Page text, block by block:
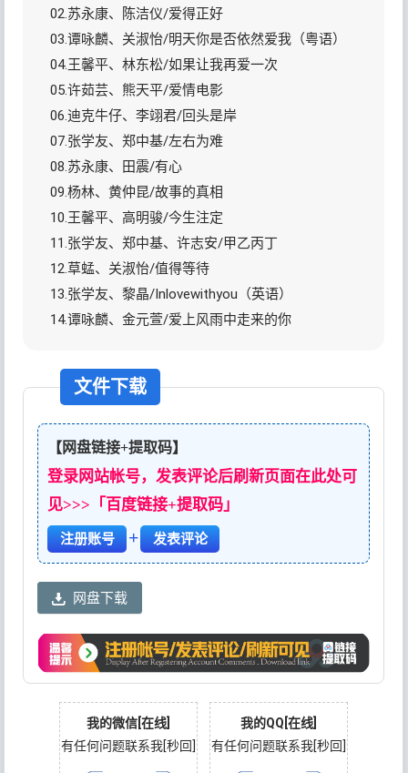
02.苏永康、陈洁仪/爱得正好
03.谭咏麟、关淑怡/明天你是否依然爱我（粤语）
04.王馨平、林东松/如果让我再爱一次
05.许茹芸、熊天平/爱情电影
06.迪克牛仔、李翊君/回头是岸
07.张学友、郑中基/左右为难
08.苏永康、田震/有心
09.杨林、黄仲昆/故事的真相
10.王馨平、高明骏/今生注定
11.张学友、郑中基、许志安/甲乙丙丁
12.草蜢、关淑怡/值得等待
13.张学友、黎晶/Inlovewithyou（英语）
14.谭咏麟、金元萱/爱上风雨中走来的你
文件下载
【网盘链接+提取码】
登录网站帐号，发表评论后刷新页面在此处可
见>>>「百度链接+提取码」
注册账号 + 发表评论
网盘下载
我的微信[在线]
有任何问题联系我[秒回]
我的QQ[在线]
有任何问题联系我[秒回]